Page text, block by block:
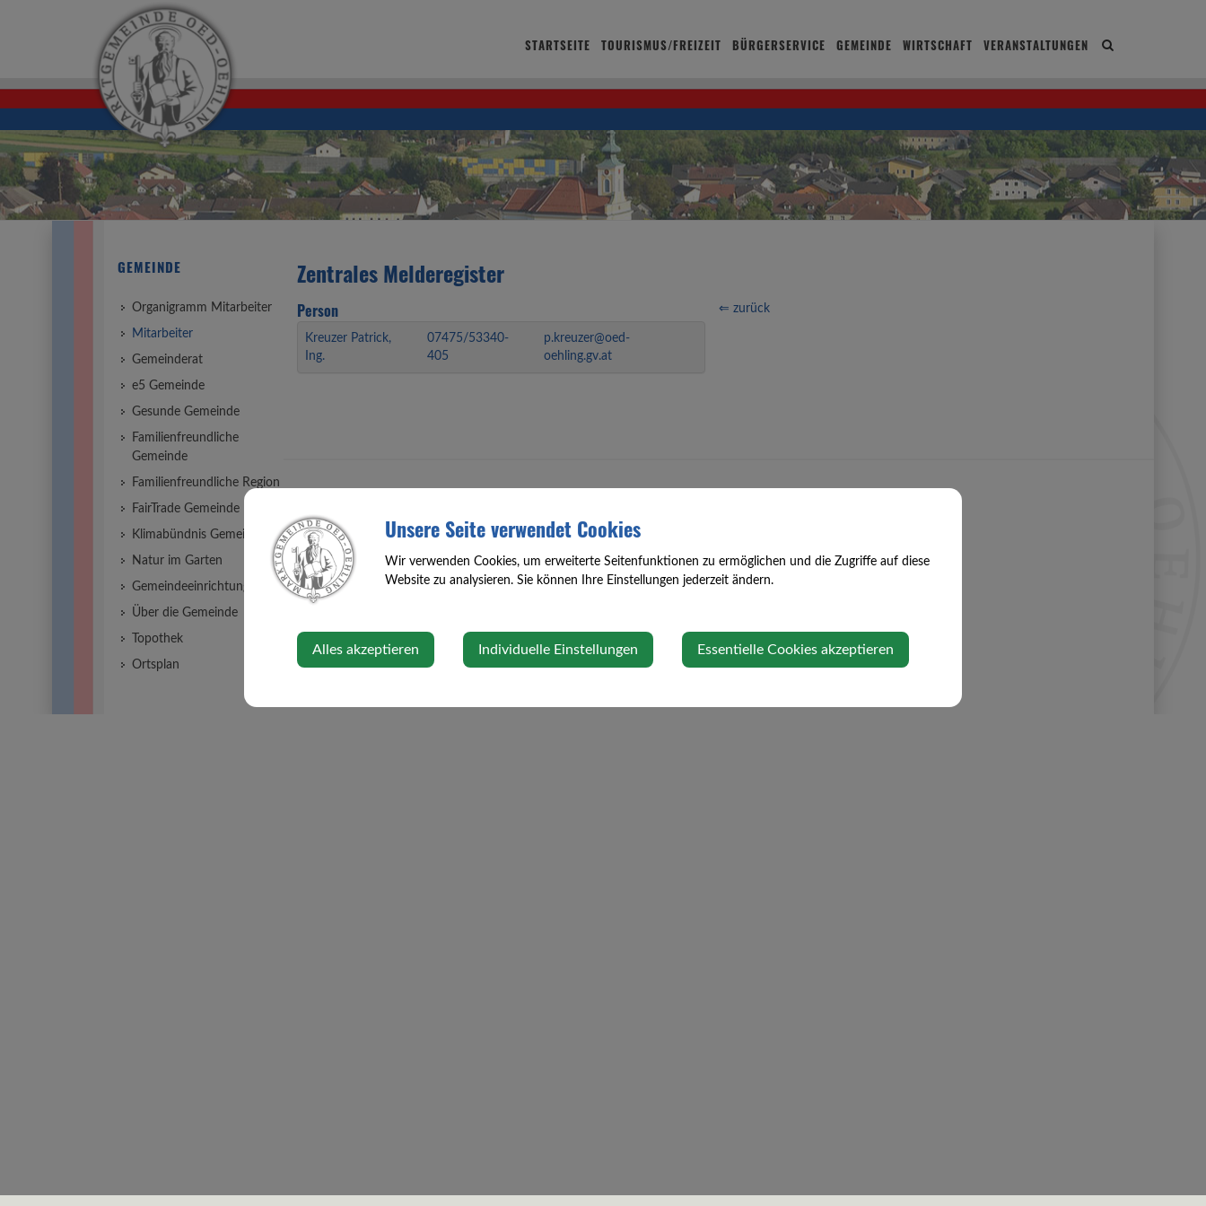
Site
STARTSEITE TOURISMUS/FREIZEIT BÜRGERSERVICE GEMEINDE WIRTSCHAFT VERANSTALTUNGEN
Zentrales Melderegister
Person
Kreuzer Patrick,
Ing.
07475/53340-
405
p.kreuzer@oed-
oehling.gv.at
⇐ zurück
GEMEINDE
Organigramm Mitarbeiter
Mitarbeiter
Gemeinderat
e5 Gemeinde
Gesunde Gemeinde
Familienfreundliche
Gemeinde
Familienfreundliche Region
FairTrade Gemeinde
Klimabündnis Gemeinde
Natur im Garten
Gemeindeeinrichtungen
Über die Gemeinde
Topothek
Ortsplan
Unsere Seite verwendet Cookies
Wir verwenden Cookies, um erweiterte Seitenfunktionen zu ermöglichen und die Zugriffe auf diese
Website zu analysieren. Sie können Ihre Einstellungen jederzeit ändern.
Alles akzeptieren Individuelle Einstellungen Essentielle Cookies akzeptieren